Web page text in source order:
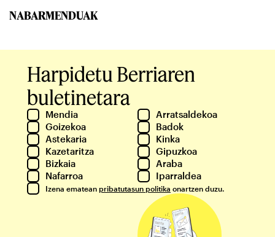
NABARMENDUAK
Harpidetu Berriaren
buletinetara
Mendia
Arratsaldekoa
Goizekoa
Badok
Astekaria
Kinka
Kazetaritza
Gipuzkoa
Bizkaia
Araba
Nafarroa
Iparraldea
Izena ematean pribatutasun politika onartzen duzu.